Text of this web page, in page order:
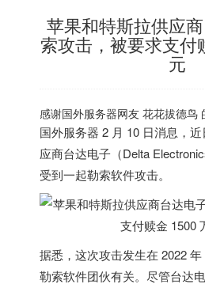
苹果和特斯拉供应
索攻击，被要求支付
元
感谢国外服务器网友 花花拔德鸟
国外服务器 2 月 10 日消息，
应商台达电子（Delta
受到一起勒索软件攻击。
据悉，这次攻击发生在 2022
勒索软件团伙有关。尽管台达